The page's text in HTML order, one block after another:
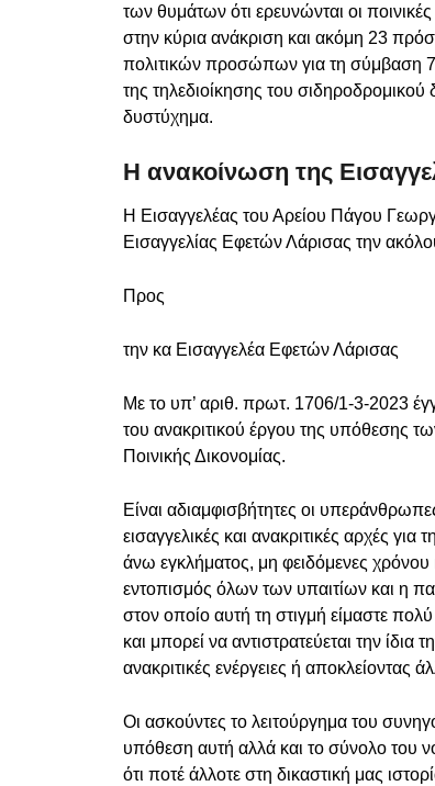
των θυμάτων ότι ερευνώνται οι
στην κύρια ανάκριση και ακόμη 23
πολιτικών προσώπων για τη σύμβαση
της τηλεδιοίκησης του
δυστύχημα.
Η ανακοίνωση της
Η Εισαγγελέας του Αρείου Πάγου
Εισαγγελίας Εφετών Λάρισας την
Προς
την κα Εισαγγελέα Εφετών Λάρισας
Με το υπ’ αριθ. πρωτ. 1706/1-3-2023
του ανακριτικού έργου της υπόθεσης
Ποινικής Δικονομίας.
Είναι αδιαμφισβήτητες οι
εισαγγελικές και ανακριτικές αρχές
άνω εγκλήματος, μη φειδόμενες
εντοπισμός όλων των υπαιτίων και η
στον οποίο αυτή τη στιγμή είμαστε
και μπορεί να αντιστρατεύεται την
ανακριτικές ενέργειες ή αποκλείοντας
Οι ασκούντες το λειτούργημα του
υπόθεση αυτή αλλά και το σύνολο του
ότι ποτέ άλλοτε στη δικαστική μας